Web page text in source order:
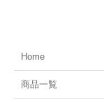
Home
商品一覧